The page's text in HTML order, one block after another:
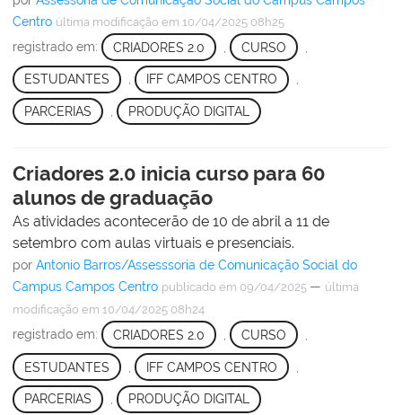
Centro última modificação em 10/04/2025 08h25
registrado em: CRIADORES 2.0 CURSO
ESTUDANTES , IFF CAMPOS CENTRO ,
PARCERIAS PRODUÇÃO DIGITAL
Criadores 2.0 inicia curso para 60
alunos de graduação
As atividades acontecerão de 10 de abril a 11 de
setembro com aulas virtuais e presenciais.
por Antonio Barros/Assesssoria de Comunicação Social do
Campus Campos Centro publicado em 09/04/2025 — última
modificação em 10/04/2025 08h24
registrado em: CRIADORES 2.0 CURSO
ESTUDANTES IFF CAMPOS CENTRO
PARCERIAS , PRODUÇÃO DIGITAL